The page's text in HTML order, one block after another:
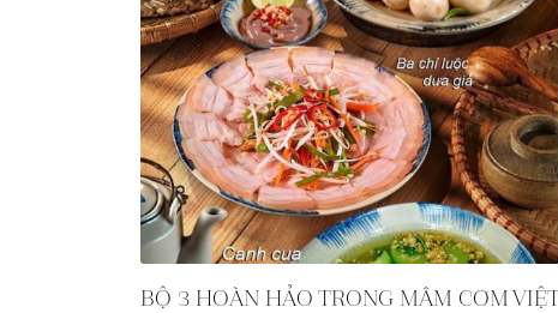
BỘ 3 HOÀN HẢO TRONG MÂM CƠM VIỆT